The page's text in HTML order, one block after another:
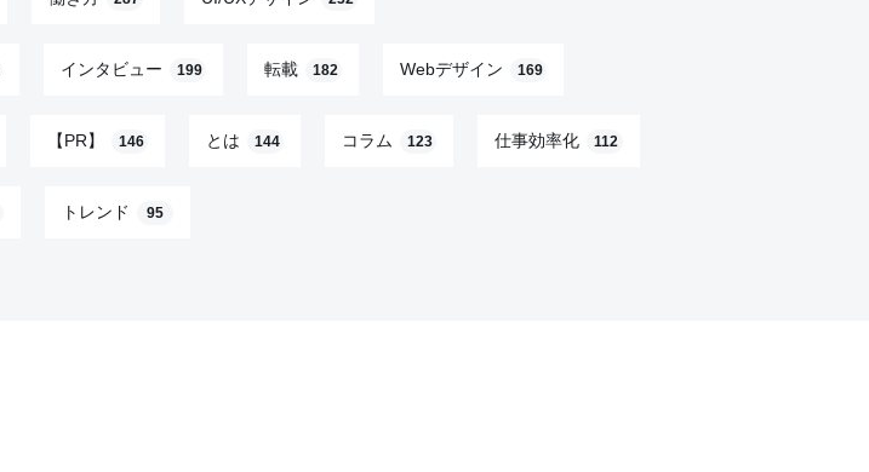
インタビュー 199 転載 182 Webデザイン 169
【PR】 146 とは 144 コラム 123 仕事効率化 112
トレンド 95